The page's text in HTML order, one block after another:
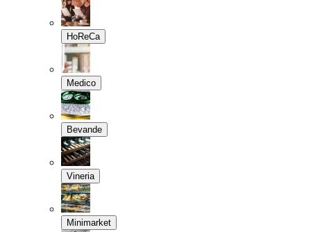
HoReCa
Medico
Bevande
Vineria
Minimarket